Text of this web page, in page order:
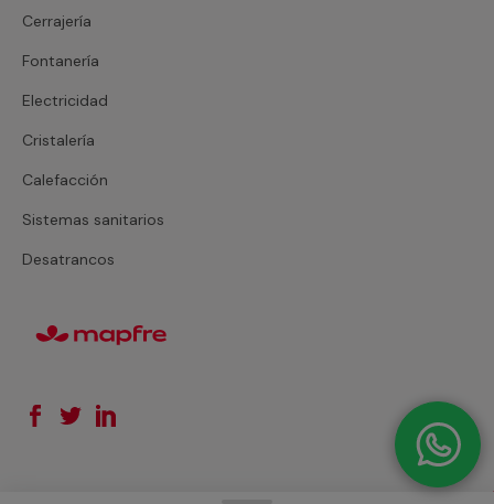
Cerrajería
Fontanería
Electricidad
Cristalería
Calefacción
Sistemas sanitarios
Desatrancos